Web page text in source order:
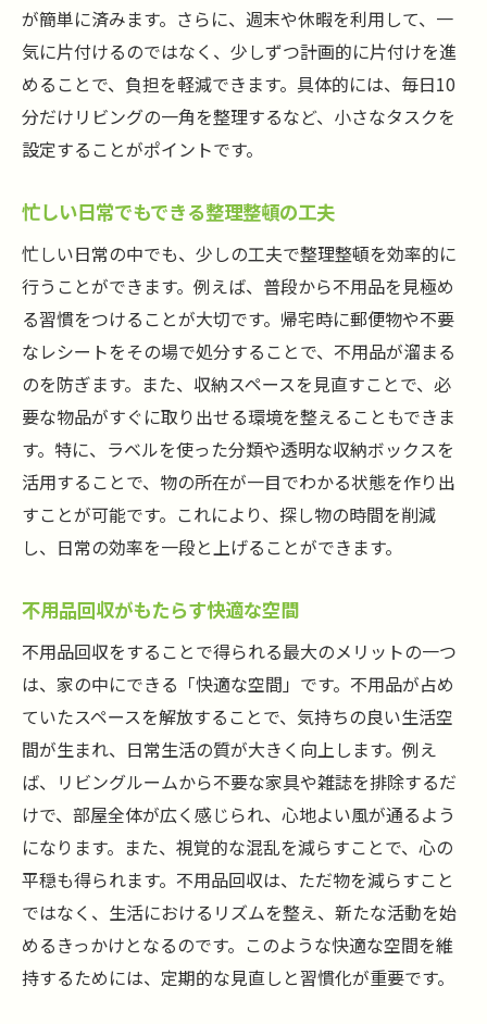
が簡単に済みます。さらに、週末や休暇を利用して、一
気に片付けるのではなく、少しずつ計画的に片付けを進
めることで、負担を軽減できます。具体的には、毎日10
分だけリビングの一角を整理するなど、小さなタスクを
設定することがポイントです。
忙しい日常でもできる整理整頓の工夫
忙しい日常の中でも、少しの工夫で整理整頓を効率的に
行うことができます。例えば、普段から不用品を見極め
る習慣をつけることが大切です。帰宅時に郵便物や不要
なレシートをその場で処分することで、不用品が溜まる
のを防ぎます。また、収納スペースを見直すことで、必
要な物品がすぐに取り出せる環境を整えることもできま
す。特に、ラベルを使った分類や透明な収納ボックスを
活用することで、物の所在が一目でわかる状態を作り出
すことが可能です。これにより、探し物の時間を削減
し、日常の効率を一段と上げることができます。
不用品回収がもたらす快適な空間
不用品回収をすることで得られる最大のメリットの一つ
は、家の中にできる「快適な空間」です。不用品が占め
ていたスペースを解放することで、気持ちの良い生活空
間が生まれ、日常生活の質が大きく向上します。例え
ば、リビングルームから不要な家具や雑誌を排除するだ
けで、部屋全体が広く感じられ、心地よい風が通るよう
になります。また、視覚的な混乱を減らすことで、心の
平穏も得られます。不用品回収は、ただ物を減らすこと
ではなく、生活におけるリズムを整え、新たな活動を始
めるきっかけとなるのです。このような快適な空間を維
持するためには、定期的な見直しと習慣化が重要です。